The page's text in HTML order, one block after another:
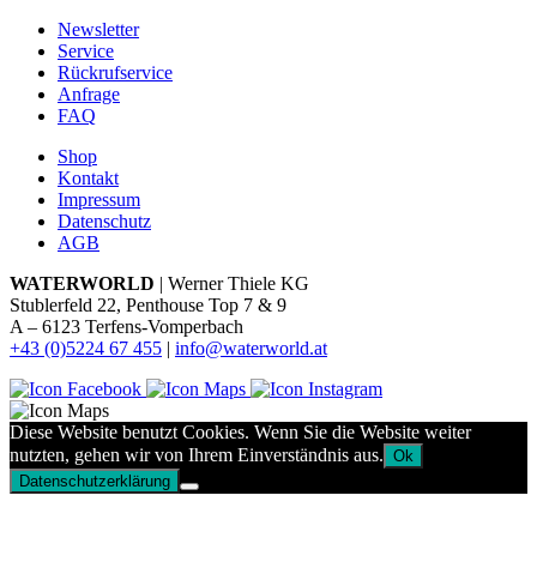
Newsletter
Service
Rückrufservice
Anfrage
FAQ
Shop
Kontakt
Impressum
Datenschutz
AGB
WATERWORLD | Werner Thiele KG
Stublerfeld 22, Penthouse Top 7 & 9
A – 6123 Terfens-Vomperbach
+43 (0)5224 67 455 | info@waterworld.at
Diese Website benutzt Cookies. Wenn Sie die Website weiter
nutzten, gehen wir von Ihrem Einverständnis aus. Ok
Datenschutzerklärung